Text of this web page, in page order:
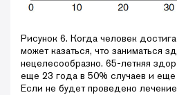
Рисунок 6. Когда человек
может казаться, что заниматься
нецелесообразно. 65-летняя
еще 23 года в 50% случаев и еще
Если не будет проведено